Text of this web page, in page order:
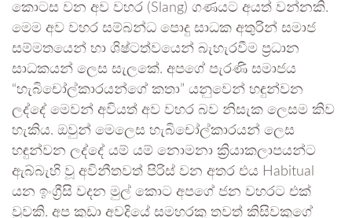
කොටස වන අව වහර (Slang) ගණයට අයත් වන්නකි.
මෙම අව වහර සම්බන්ධ පොදු සාධක අතුරින් සමාජ
සම්මතයෙන් හා ශිෂ්ටත්වයෙන් බැහැරවීම ප්‍රධාන
සාධකයන් ලෙස සැලකේ. අපගේ පැරණි සමාජය
“හැබිචෝල්කාරයන්ගේ කතා” යනුවෙන් හඳුන්වන
ලද්දේ මෙවන් අවියත් අව වහර බව නිසැක ලෙසම කිව
හැකිය. ඔවුන් මෙලෙස හැබිචෝල්කාරයන් ලෙස
හඳුන්වන ලද්දේ යම් යම් නොමනා ක්‍රියාකලාපයන්ට
ඇබ්බැහි වූ අවිනීතවත් පිරිස් වන අතර එය Habitual
යන ඉංග්‍රීසි වදන මුල් කොට අපගේ ජන වහරට එක්
වූවකි. අප කුඩා අවදියේ සමහරකු තවත් කිසිවකුගේ